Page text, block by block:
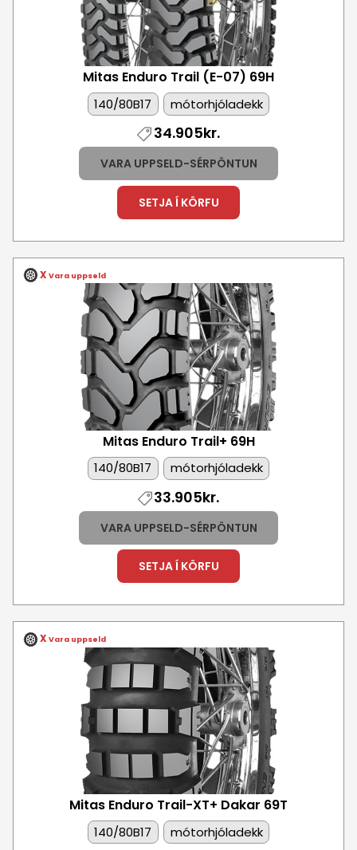
Mitas Enduro Trail (E-07) 69H
140/80B17 mótorhjóladekk
34.905kr.
VARA UPPSELD-SÉRPÖNTUN
SETJA Í KÖRFU
X Vara uppseld
Mitas Enduro Trail+ 69H
140/80B17 mótorhjóladekk
33.905kr.
VARA UPPSELD-SÉRPÖNTUN
SETJA Í KÖRFU
X Vara uppseld
Mitas Enduro Trail-XT+ Dakar 69T
140/80B17 mótorhjóladekk